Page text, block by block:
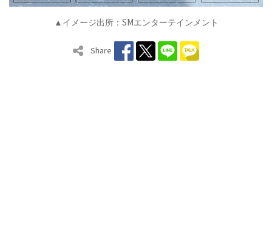
▲イメージ出所： SMエンターテインメント
Share